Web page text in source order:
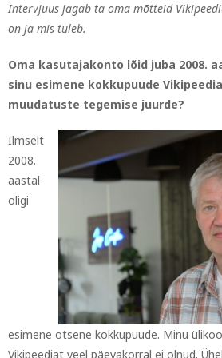
Intervjuus jagab ta oma mõtteid
on ja mis tuleb.
Oma kasutajakonto lõid juba 2008.
sinu esimene kokkupuude
muudatuste tegemise juurde?
Ilmselt
2008.
aastal
oligi
esimene otsene kokkupuude. Minu
Vikipeediat veel päevakorral ei olnud.